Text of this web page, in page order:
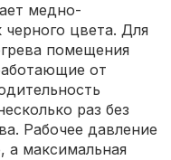
медно-
цвета. Для
помещения
от
раз без
Рабочее давление
а максимальная